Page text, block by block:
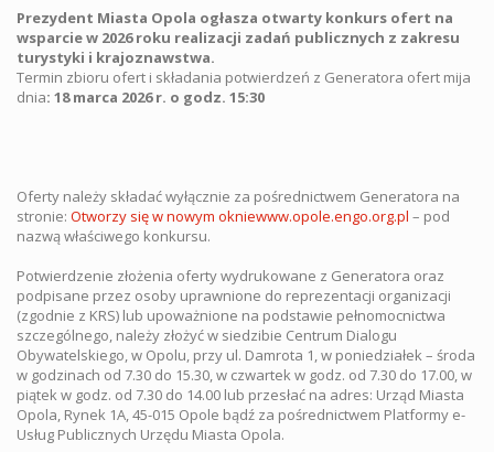
Prezydent Miasta Opola ogłasza otwarty konkurs ofert na
wsparcie w 2026 roku realizacji zadań publicznych z zakresu
turystyki i krajoznawstwa.
Termin zbioru ofert i składania potwierdzeń z Generatora ofert mija
dnia: 18 marca 2026 r. o godz. 15:30
Oferty należy składać wyłącznie za pośrednictwem Generatora na
stronie: Otworzy się w nowym okniewww.opole.engo.org.pl – pod
nazwą właściwego konkursu.
Potwierdzenie złożenia oferty wydrukowane z Generatora oraz
podpisane przez osoby uprawnione do reprezentacji organizacji
(zgodnie z KRS) lub upoważnione na podstawie pełnomocnictwa
szczególnego, należy złożyć w siedzibie Centrum Dialogu
Obywatelskiego, w Opolu, przy ul. Damrota 1, w poniedziałek – środa
w godzinach od 7.30 do 15.30, w czwartek w godz. od 7.30 do 17.00, w
piątek w godz. od 7.30 do 14.00 lub przesłać na adres: Urząd Miasta
Opola, Rynek 1A, 45-015 Opole bądź za pośrednictwem Platformy e-
Usług Publicznych Urzędu Miasta Opola.